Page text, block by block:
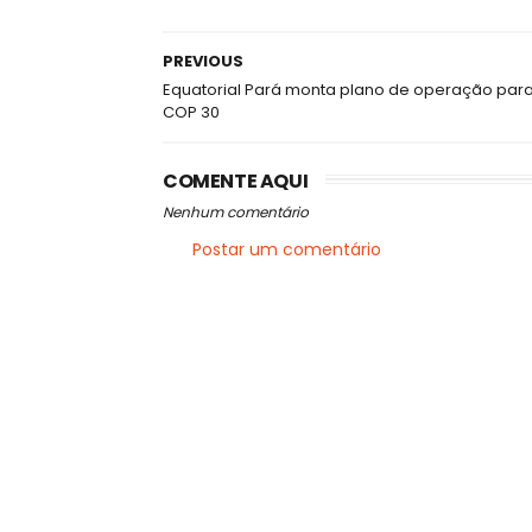
PREVIOUS
Equatorial Pará monta plano de operação
COP 30
COMENTE AQUI
Nenhum comentário
Postar um comentário